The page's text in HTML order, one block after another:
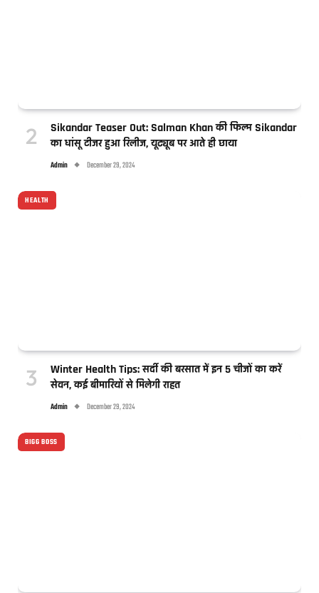
Sikandar Teaser Out: Salman Khan की फिल्म Sikandar
का धांसू टीजर हुआ रिलीज, यूट्यूब पर आते ही छाया
Admin December 29, 2024
HEALTH
Winter Health Tips: सर्दी की बरसात में इन 5 चीजों का करें
सेवन, कई बीमारियों से मिलेगी राहत
Admin December 29, 2024
BIGG BOSS